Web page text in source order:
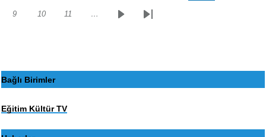
Sayfa
9 Sayfa
10 Sayfa
11 …
SonrakiSon
Bağlı Birimler
Eğitim Kültür TV